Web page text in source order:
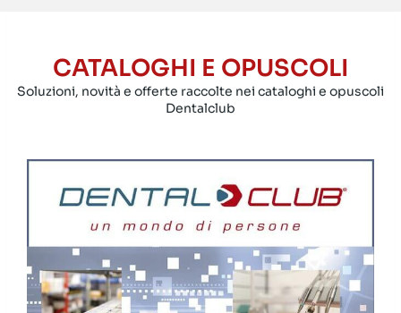
CATALOGHI E OPUSCOLI
Soluzioni, novità e offerte raccolte nei cataloghi e opuscoli
Dentalclub